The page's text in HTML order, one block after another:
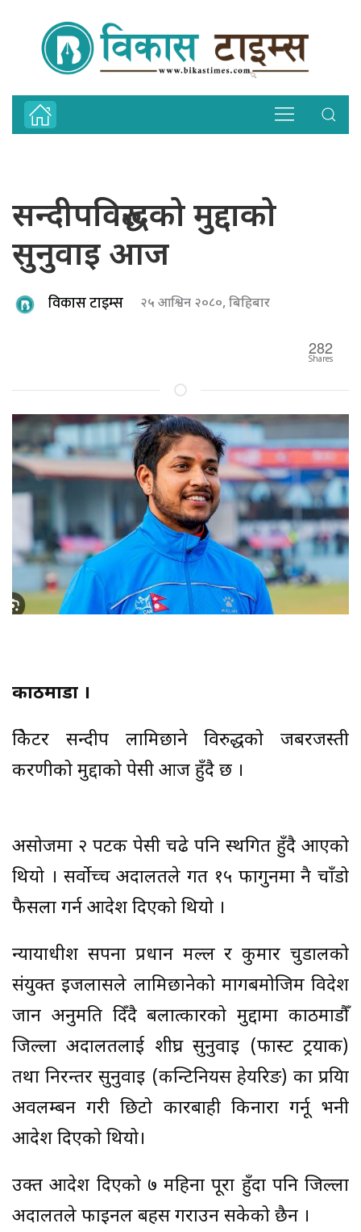
सन्दीपविरुद्धको मुद्दाको
सुनुवाइ आज
विकास टाइम्स २५ आश्विन २०८०, बिहिबार
282
Shares
काठमाडौं ।
क्रिकेटर सन्दीप लामिछाने विरुद्धको जबरजस्ती
करणीको मुद्दाको पेसी आज हुँदै छ ।
असोजमा २ पटक पेसी चढे पनि स्थगित हुँदै आएको
थियो । सर्वोच्च अदालतले गत १५ फागुनमा नै चाँडो
फैसला गर्न आदेश दिएको थियो ।
न्यायाधीश सपना प्रधान मल्ल र कुमार चुडालको
संयुक्त इजलासले लामिछानेको मागबमोजिम विदेश
जान अनुमति दिँदै बलात्कारको मुद्दामा काठमाडौँ
जिल्ला अदालतलाई शीघ्र सुनुवाइ (फास्ट ट्रयाक)
तथा निरन्तर सुनुवाइ (कन्टिनियस हेयरिङ) का प्रक्रिया
अवलम्बन गरी छिटो कारबाही किनारा गर्नू भनी
आदेश दिएको थियो।
उक्त आदेश दिएको ७ महिना पूरा हुँदा पनि जिल्ला
अदालतले फाइनल बहस गराउन सकेको छैन ।